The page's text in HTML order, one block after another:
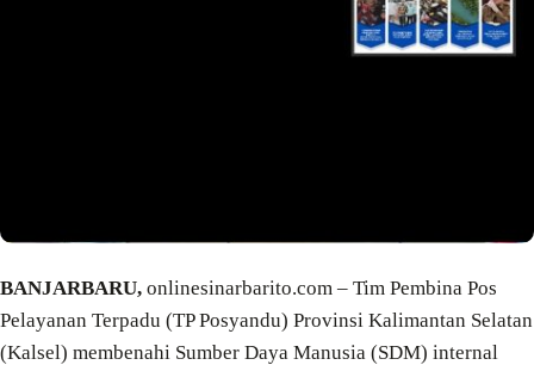
BANJARBARU, onlinesinarbarito.com – Tim Pembina Pos
Pelayanan Terpadu (TP Posyandu) Provinsi Kalimantan Selatan
(Kalsel) membenahi Sumber Daya Manusia (SDM) internal